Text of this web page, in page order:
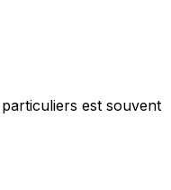
est souvent